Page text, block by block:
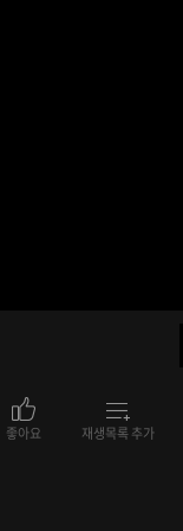
좋아요 재생목록 추가